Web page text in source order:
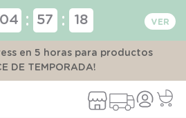
04 : 57 : 18
en 5 horas para productos
DE TEMPORADA!